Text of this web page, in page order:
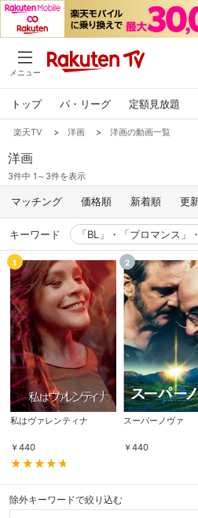
メニュー
トップ パ・リーグ 定額見放題
楽天TV > 洋画 > 洋画の動画一覧
洋画
3件中 1～3件を表示
マッチング 価格順 新着順 更
キーワード 「BL」・「ブロマンス
1
私はヴァレンティナ
￥440
2
スーパーノヴァ
￥440
除外キーワードで絞り込む